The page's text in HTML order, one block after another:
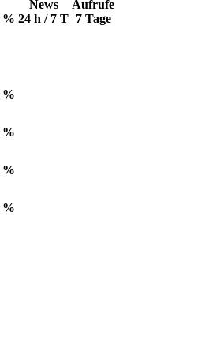
%
News
24 h / 7 T
Aufrufe
7 Tage
%
%
%
%